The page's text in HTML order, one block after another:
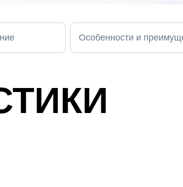
Особенности и